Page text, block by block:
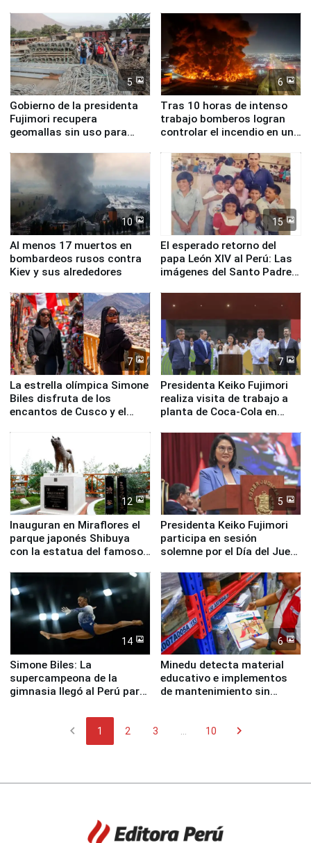
5
Gobierno de la presidenta
Fujimori recupera
geomallas sin uso para
Fenómeno El Niño
6
Tras 10 horas de intenso
trabajo bomberos logran
controlar el incendio en una
de Chile
10
Al menos 17 muertos en
bombardeos rusos contra
Kiev y sus alrededores
15
El esperado retorno del
papa León XIV al Perú: Las
imágenes del Santo Padre
7
La estrella olímpica Simone
Biles disfruta de los
encantos de Cusco y el
7
Presidenta Keiko Fujimori
realiza visita de trabajo a
planta de Coca-Cola en
12
Inauguran en Miraflores el
parque japonés Shibuya
con la estatua del famoso
5
Presidenta Keiko Fujimori
participa en sesión
solemne por el Día del Juez
14
Simone Biles: La
supercampeona de la
gimnasia llegó al Perú para
Panamericanos Lima 2027
6
Minedu detecta material
educativo e implementos
de mantenimiento sin
chevron_left 1 2 3 10 chevron_right